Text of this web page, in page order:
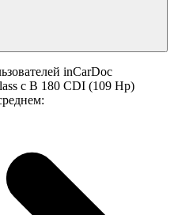
inCarDoc
с B 180 CDI (109 Hp)